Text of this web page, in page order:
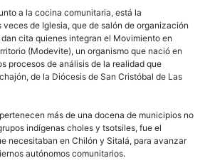
a la cocina comunitaria, está la
de Iglesia, que de salón de organización
cita quienes integran el Movimiento en
(Modevite), un organismo que nació en
procesos de análisis de la realidad que
de la Diócesis de San Cristóbal de Las
más de una docena de municipios no
indígenas choles y tsotsiles, fue el
necesitaban en Chilón y Sitalá, para avanzar
autónomos comunitarios.